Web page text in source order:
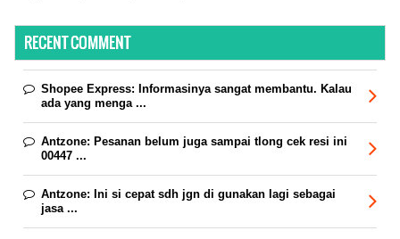
RECENT COMMENT
Shopee Express: Informasinya sangat membantu. Kalau
ada yang menga ...
Antzone: Pesanan belum juga sampai tlong cek resi ini
00447 ...
Antzone: Ini si cepat sdh jgn di gunakan lagi sebagai
jasa ...